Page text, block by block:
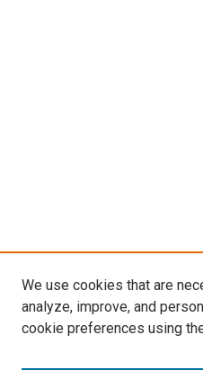
We use cookies that are
analyze, improve, and
cookie preferences using